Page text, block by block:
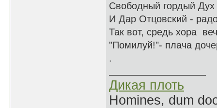
Свободный гордый Дух
И Дар Отцовский -
Так вот, средь хора
"Помилуй!"- плача
.
Дикая плоть
Homines, dum